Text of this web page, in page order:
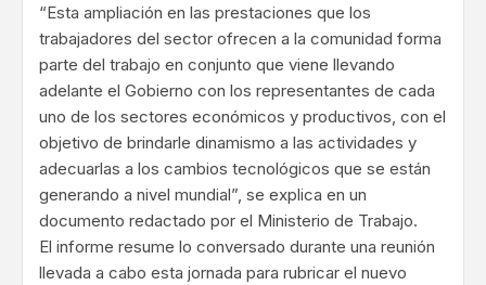
“Esta ampliación en las prestaciones que los
trabajadores del sector ofrecen a la comunidad forma
parte del trabajo en conjunto que viene llevando
adelante el Gobierno con los representantes de cada
uno de los sectores económicos y productivos, con el
objetivo de brindarle dinamismo a las actividades y
adecuarlas a los cambios tecnológicos que se están
generando a nivel mundial”, se explica en un
documento redactado por el Ministerio de Trabajo.
El informe resume lo conversado durante una reunión
llevada a cabo esta jornada para rubricar el nuevo